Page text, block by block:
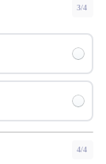
3/4
4/4